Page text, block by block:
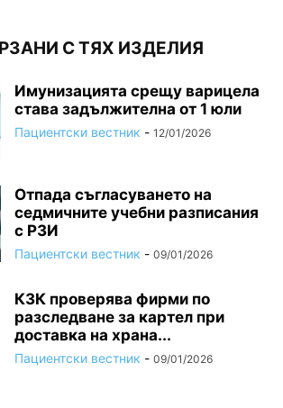
С ТЯХ ИЗДЕЛИЯ
Имунизацията срещу варицела
става задължителна от 1 юли
Пациентски вестник - 12/01/2026
Отпада съгласуването на
седмичните учебни разписания
с РЗИ
Пациентски вестник - 09/01/2026
КЗК проверява фирми по
разследване за картел при
доставка на храна...
Пациентски вестник - 09/01/2026